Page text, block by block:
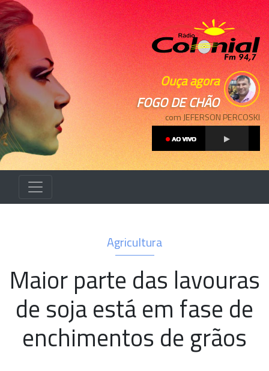
Ouça agora
FOGO DE CHÃO
com JEFERSON PERCOSKI
Agricultura
Maior parte das lavouras
de soja está em fase de
enchimentos de grãos